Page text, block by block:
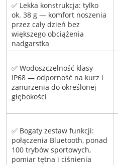
✅ Lekka konstrukcja: tylko
ok. 38 g — komfort noszenia
przez cały dzień bez
większego obciążenia
nadgarstka
✅ Wodoszczelność klasy
IP68 — odporność na kurz i
zanurzenia do określonej
głębokości
✅ Bogaty zestaw funkcji:
połączenia Bluetooth, ponad
100 trybów sportowych,
pomiar tętna i ciśnienia